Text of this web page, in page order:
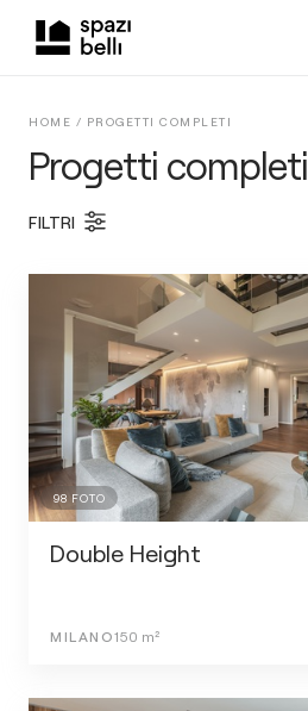
Progetti completi
HOME / PROGETTI COMPLETI
FILTRI
98 FOTO
Double Height
MILANO150 m²